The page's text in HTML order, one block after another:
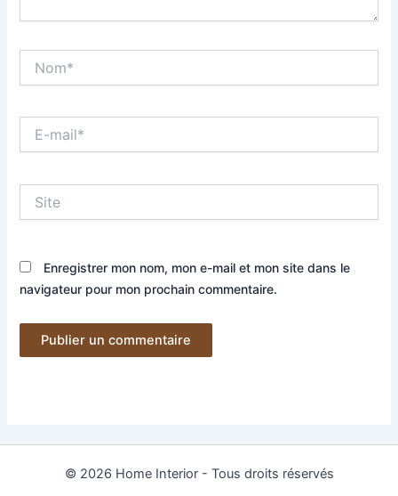
mail*
Enregistrer mon nom, mon e-mail et mon site dans le
navigateur pour mon prochain commentaire.
© 2026 Home Interior - Tous droits réservés